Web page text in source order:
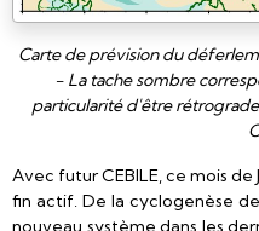
Carte de prévision du
- La tache sombre
particularité d'être
Avec futur CEBILE, ce mois
fin actif. De la cyclogenèse
nouveau système dans les